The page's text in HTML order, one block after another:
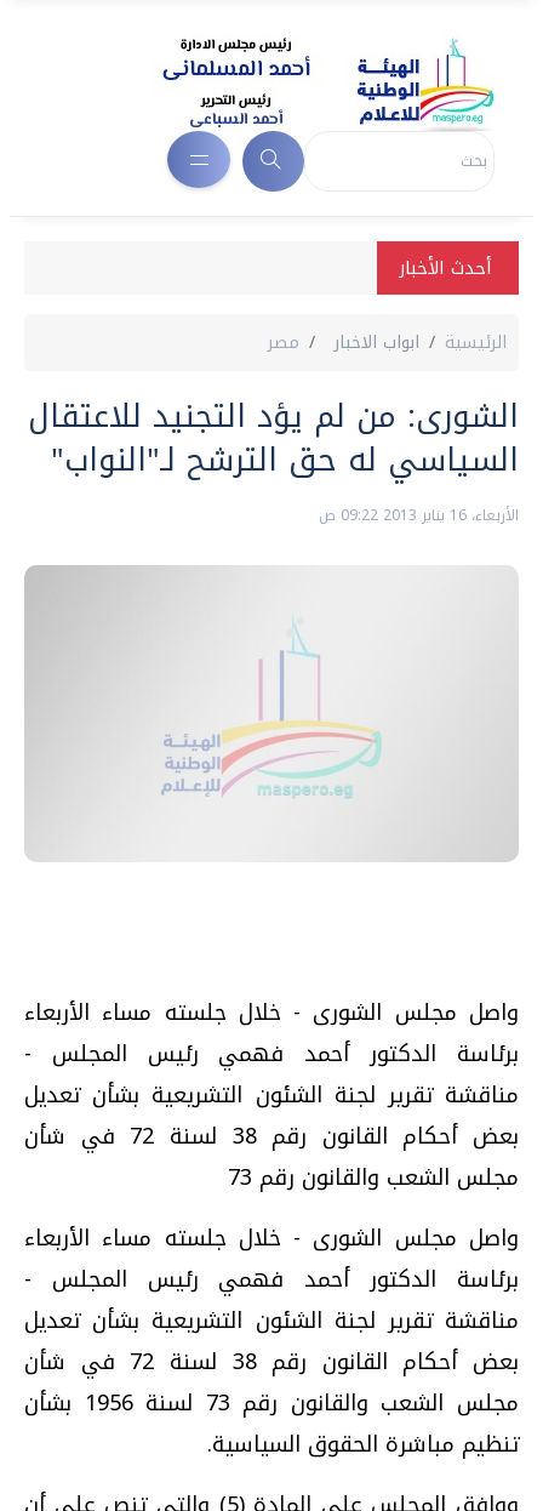
أحدث الأخبار
الرئيسية ابواب الاخبار مصر
الشورى: من لم يؤد التجنيد للاعتقال
السياسي له حق الترشح لـ"النواب"
الأربعاء، 16 يناير 2013 09:22 ص
واصل مجلس الشورى - خلال جلسته مساء الأربعاء
برئاسة الدكتور أحمد فهمي رئيس المجلس -
مناقشة تقرير لجنة الشئون التشريعية بشأن تعديل
بعض أحكام القانون رقم 38 لسنة 72 في شأن
مجلس الشعب والقانون رقم 73
واصل مجلس الشورى - خلال جلسته مساء الأربعاء
برئاسة الدكتور أحمد فهمي رئيس المجلس -
مناقشة تقرير لجنة الشئون التشريعية بشأن تعديل
بعض أحكام القانون رقم 38 لسنة 72 في شأن
مجلس الشعب والقانون رقم 73 لسنة 1956 بشأن
تنظيم مباشرة الحقوق السياسية.